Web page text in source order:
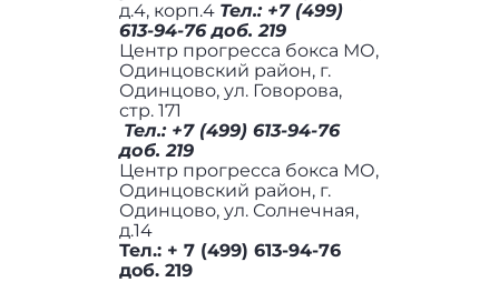
д.4, корп.4 Тел.: +7 (499)
613-94-76 доб. 219
Центр прогресса бокса МО,
Одинцовский район, г.
Одинцово, ул. Говорова,
стр. 171
Тел.: +7 (499) 613-94-76
доб. 219
Центр прогресса бокса МО,
Одинцовский район, г.
Одинцово, ул. Солнечная,
д.14
Тел.: + 7 (499) 613-94-76
доб. 219